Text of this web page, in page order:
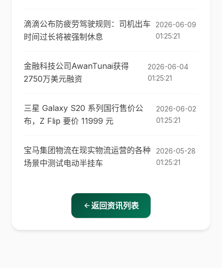
滴滴公布防疲劳驾驶规则：司机出车
时间过长将被强制休息
2026-06-09
01:25:21
金融科技公司AwanTunai获得
2750万美元融资
2026-06-04
01:25:21
三星 Galaxy S20 系列国行售价公
布，Z Flip 要价 11999 元
2026-06-02
01:25:21
宝马集团物流在现实物流运营的各种
场景中测试电动半挂车
2026-05-28
01:25:21
返回资讯列表